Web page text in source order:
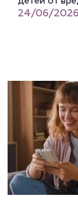
24/06/2026